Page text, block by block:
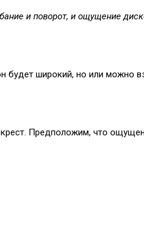
и поворот, и ощущение
будет широкий, но или можно
Предположим, что